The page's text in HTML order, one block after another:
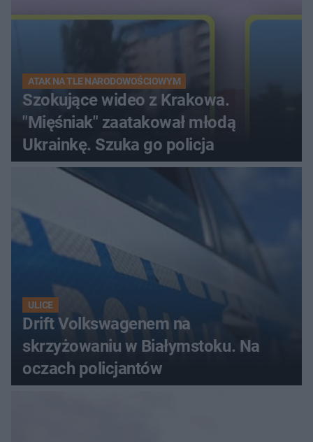
ATAK NA TLE NARODOWOŚCIOWYM
Szokujące wideo z Krakowa.
"Mięśniak" zaatakował młodą
Ukrainkę. Szuka go policja
ULICE
Drift Volkswagenem na
skrzyżowaniu w Białymstoku. Na
oczach policjantów